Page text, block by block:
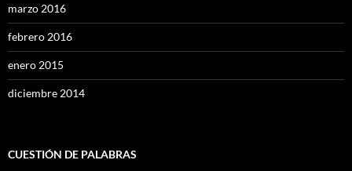
marzo 2016
febrero 2016
enero 2015
diciembre 2014
CUESTIÓN DE PALABRAS